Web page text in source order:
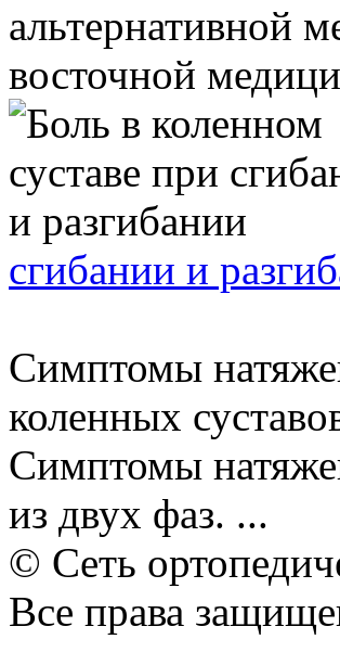
альтернативной
восточной
сгибании и
Симптомы
коленных
Симптомы
из двух фаз. ...
© Сеть
Все права